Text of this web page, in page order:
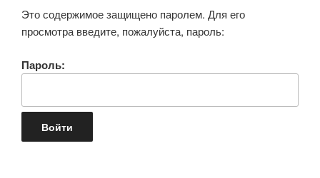
Это содержимое защищено паролем. Для его
просмотра введите, пожалуйста, пароль:
Пароль: